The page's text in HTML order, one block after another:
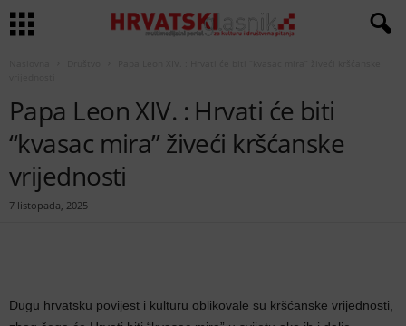
Papa Leon XIV. : Hrvati će biti
“kvasac mira” živeći kršćanske
vrijednosti
7 listopada, 2025
Dugu hrvatsku povijest i kulturu oblikovale su kršćanske vrijednosti,